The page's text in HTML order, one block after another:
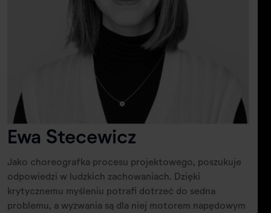
Ewa Stecewicz
Jako choreografka procesu projektowego, poszukuje
odpowiedzi w ludzkich zachowaniach. Dzięki
krytycznemu myśleniu potrafi dotrzeć do sedna
problemu, a wyzwania są dla niej motorem napędowym